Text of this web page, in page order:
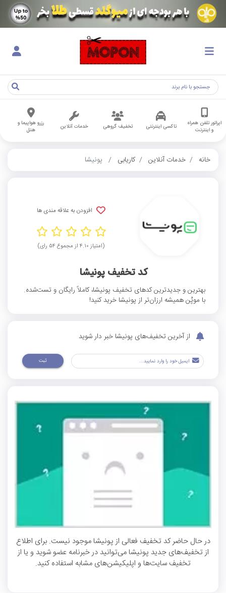
اپراتور تلفن همراه
و اینترنت
تاکسی اینترنتی تخفیف گروهی خدمات آنلاین
رزرو هواپیما و
هتل
خانه خدمات آنلاین کاریابی پونیشا
افزودن به علاقه مندی ها
(امتیاز ۴.۱۰ از مجموع ۵۴ رای)
کد تخفیف پونیشا
بهترین و جدیدترین کدهای تخفیف پونیشا، کاملاً رایگان و تست‌شده.
با موپُن همیشه ارزان‌تر از پونیشا خرید کنید!
از آخرین تخفیف‌های پونیشا خبر دار شوید
ثبت
در حال حاضر کد تخفیف فعالی از پونیشا موجود نیست. برای اطلاع
از تخفیف‌های جدید پونیشا می‌توانید در خبرنامه عضو شوید و یا از
تخفیف سایت‌ها و اپلیکیشن‌های مشابه استفاده کنید.